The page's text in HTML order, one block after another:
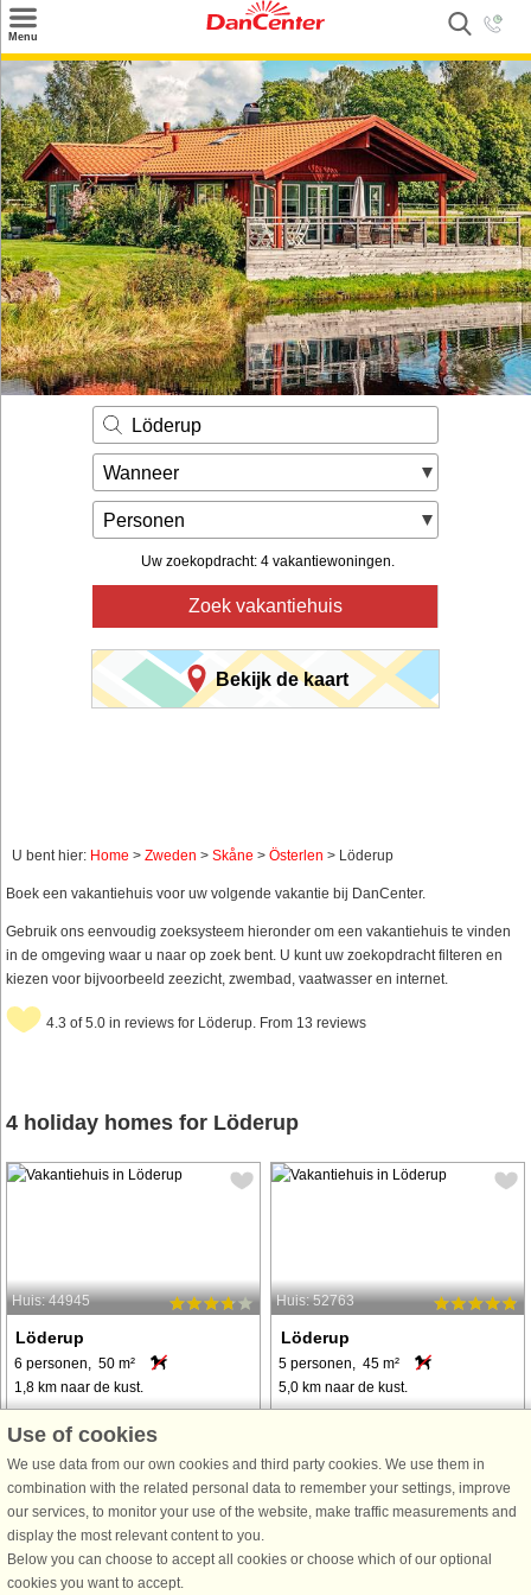
Menu
Zoeken
Inspiratie
Informatie over
Service
Kontakt
Löderup
Wanneer
Personen
Uw zoekopdracht: 4 vakantiewoningen.
Zoek vakantiehuis
Bekijk de kaart
U bent hier: Home > Zweden > Skåne > Österlen > Löderup
Boek een vakantiehuis voor uw volgende vakantie bij DanCenter.
Gebruik ons eenvoudig zoeksysteem hieronder om een vakantiehuis te vinden
in de omgeving waar u naar op zoek bent. U kunt uw zoekopdracht filteren en
kiezen voor bijvoorbeeld zeezicht, zwembad, vaatwasser en internet.
4.3 of 5.0 in reviews for Löderup. From 13 reviews
4 holiday homes for Löderup
Huis: 44945
Löderup
6 personen, 50 m²
1,8 km naar de kust.
Hell und freundlich eingerichtetes
Annex sowie Spielhäuschen für
Kinder auf dem Grundstück. Liegt in
attraktiver Umgebung nahe des
Leuchtturms von Sandhammaren
und dem ...
Huis: 52763
Löderup
5 personen, 45 m²
5,0 km naar de kust.
hier die Möglichkeit für einen Urlaub
auf einem Bauernhof. Sie bewohnen
ein 2023 neu fertiggestelltes
Use of cookies
We use data from our own cookies and third party cookies. We use them in
combination with the related personal data to remember your settings, improve
our services, to monitor your use of the website, make traffic measurements and
display the most relevant content to you.
Below you can choose to accept all cookies or choose which of our optional
cookies you want to accept.